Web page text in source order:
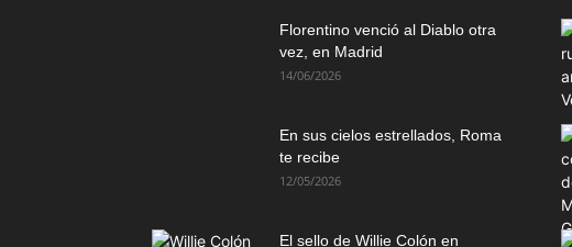
Florentino venció al Diablo otra
vez, en Madrid
14/06/2026
En sus cielos estrellados, Roma
te recibe
12/05/2026
El sello de Willie Colón en